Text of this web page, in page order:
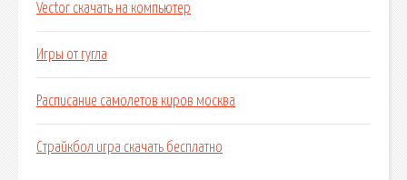
Vector скачать на компьютер
Игры от гугла
Расписание самолетов киров москва
Страйкбол игра скачать бесплатно